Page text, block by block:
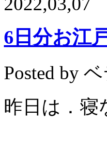
6日分お江
Posted by
昨日は．寝